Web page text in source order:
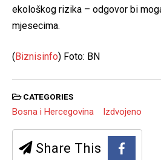
ekološkog rizika – odgovor bi
mjesecima.
( Biznisinfo) Foto: BN
CATEGORIES
Bosna i Hercegovina Izdvojeno
Share This